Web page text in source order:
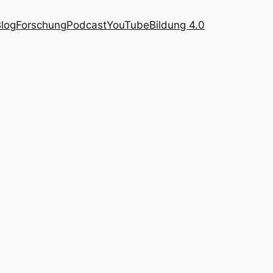
ForschungPodcastYouTubeBildung 4.0